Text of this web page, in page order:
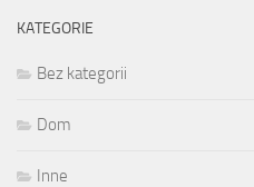
KATEGORIE
Bez kategorii
Dom
Inne